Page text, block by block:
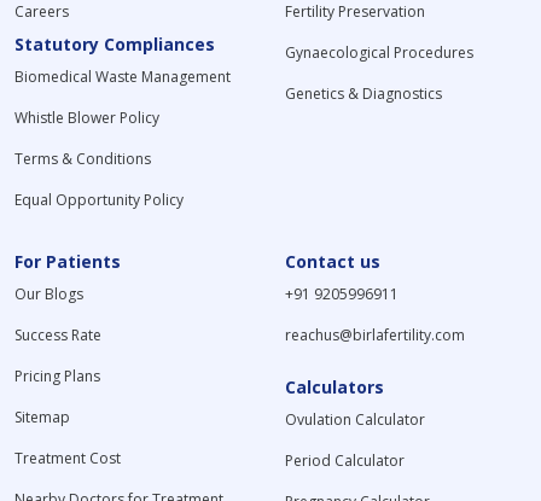
Careers
Statutory Compliances
Biomedical Waste Management
Whistle Blower Policy
Terms & Conditions
Equal Opportunity Policy
Fertility Preservation
Gynaecological Procedures
Genetics & Diagnostics
For Patients
Our Blogs
Success Rate
Pricing Plans
Sitemap
Treatment Cost
Contact us
+91 9205996911
reachus@birlafertility.com
Calculators
Ovulation Calculator
Period Calculator